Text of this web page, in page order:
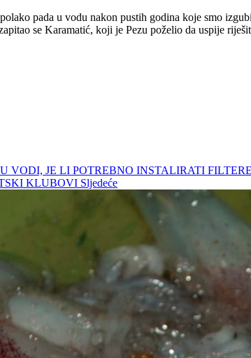
pada u vodu nakon pustih godina koje smo
se Karamatić, koji je Pezu poželio da uspije
VODI, JE LI POTREBNO INSTALIRATI
KLUBOVI Sljedeće